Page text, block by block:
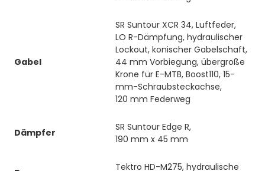
Gabel
SR Suntour XCR 34, Luftfeder,
LO R-Dämpfung, hydraulischer
Lockout, konischer Gabelschaft,
44 mm Vorbiegung, übergroße
Krone für E-MTB, Boost110, 15-
mm-Schraubsteckachse,
120 mm Federweg
Dämpfer
SR Suntour Edge R,
190 mm x 45 mm
Tektro HD-M275, hydraulische